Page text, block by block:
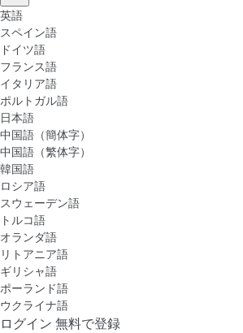
英語
スペイン語
ドイツ語
フランス語
イタリア語
ポルトガル語
日本語
中国語（簡体字）
中国語（繁体字）
韓国語
ロシア語
スウェーデン語
トルコ語
オランダ語
リトアニア語
ギリシャ語
ポーランド語
ウクライナ語
ログイン 無料で登録